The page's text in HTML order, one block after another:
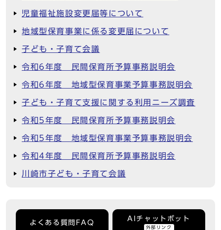
児童福祉施設変更届等について
地域型保育事業に係る変更届について
子ども・子育て会議
令和6年度 民間保育所予算事務説明会
令和6年度 地域型保育事業予算事務説明会
子ども・子育て支援に関する利用ニーズ調査
令和5年度 民間保育所予算事務説明会
令和5年度 地域型保育事業予算事務説明会
令和4年度 民間保育所予算事務説明会
川崎市子ども・子育て会議
よくある質問FAQ
AIチャットボット
外部リンク